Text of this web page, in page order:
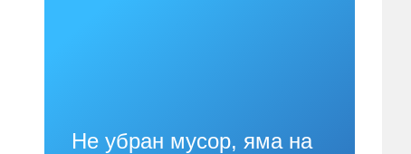
Не убран мусор, яма на